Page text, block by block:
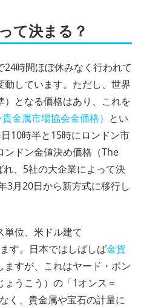
て決まる？
時間ほぼ休みなく行われて
しています。ただし、世界
となる価格はあり、これを
金属市場協会金価格） とい
10時半と15時にロンドン市
ンドン金値決め価格（The
、5社の大企業によって決
3月20日から新方式に移行し
単位、米ドル建て
す。日本ではしばしば金貨
ますが、これはヤード・ポン
ょうこう）の「1オンス＝
く、貴金属や宝石の計量に